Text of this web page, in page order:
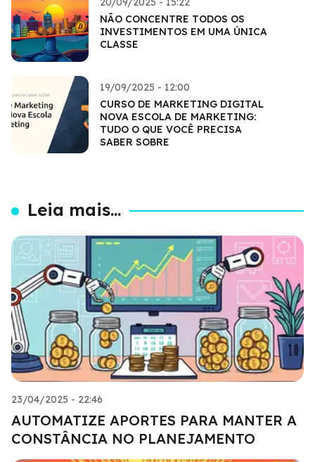
NÃO CONCENTRE TODOS OS
INVESTIMENTOS EM UMA ÚNICA
CLASSE
19/09/2025 - 12:00
CURSO DE MARKETING DIGITAL
NOVA ESCOLA DE MARKETING:
TUDO O QUE VOCÊ PRECISA
SABER SOBRE
Leia mais...
23/04/2025 - 22:46
AUTOMATIZE APORTES PARA MANTER A
CONSTÂNCIA NO PLANEJAMENTO